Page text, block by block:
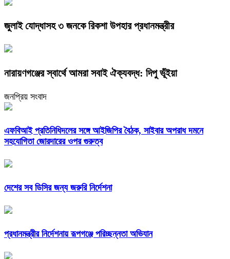
জুলাই যোদ্ধাসহ ৩ জনকে রিকশা উপহার প্রধানমন্ত্রীর
নারায়ণগঞ্জের স্বার্থে আমরা সবাই ঐক্যবদ্ধ: দিপু ভূঁইয়া
জনপ্রিয় সংবাদ
এফবিআই প্রতিনিধিদলের সঙ্গে আইজিপির বৈঠক, সাইবার অপরাধ দমনে
সহযোগিতা জোরদারের ওপর গুরুত্ব
দেশের সব ডিসির জন্য জরুরি নির্দেশনা
প্রধানমন্ত্রীর নির্দেশনায় রূপগঞ্জে পরিচ্ছন্নতা অভিযান